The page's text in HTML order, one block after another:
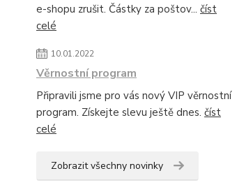
e-shopu zrušit. Částky za poštov... číst
celé
10.01.2022
Věrnostní program
Připravili jsme pro vás nový VIP věrnostní
program. Získejte slevu ještě dnes. číst
celé
Zobrazit všechny novinky